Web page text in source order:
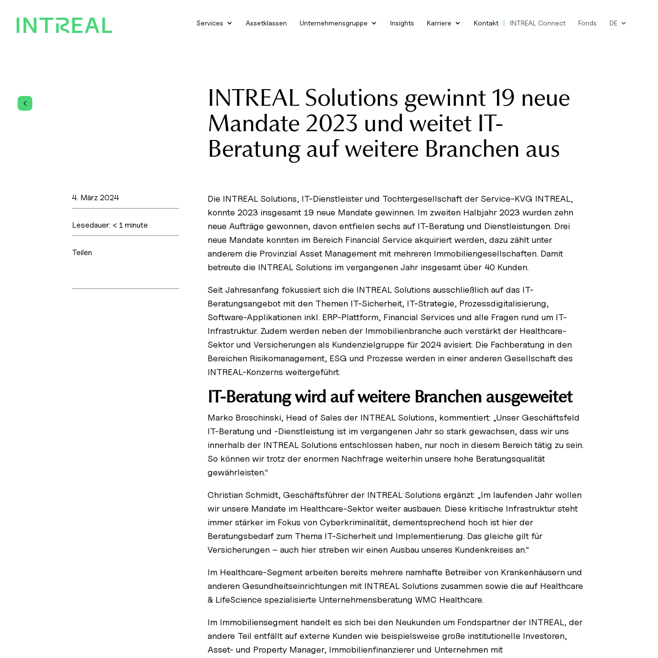
Services Assetklassen Unternehmensgruppe Insights Karriere Kontakt INTREAL Connect Fonds DE
4 INTREAL Solutions gewinnt 19 neue
Mandate 2023 und weitet IT-
Beratung auf weitere Branchen aus
4. März 2024
Lesedauer: < 1 minute
Teilen
Die INTREAL Solutions, IT-Dienstleister und Tochtergesellschaft der Service-KVG INTREAL,
konnte 2023 insgesamt 19 neue Mandate gewinnen. Im zweiten Halbjahr 2023 wurden zehn
neue Aufträge gewonnen, davon entfielen sechs auf IT-Beratung und Dienstleistungen. Drei
neue Mandate konnten im Bereich Financial Service akquiriert werden, dazu zählt unter
anderem die Provinzial Asset Management mit mehreren Immobiliengesellschaften. Damit
betreute die INTREAL Solutions im vergangenen Jahr insgesamt über 40 Kunden.
Seit Jahresanfang fokussiert sich die INTREAL Solutions ausschließlich auf das IT-
Beratungsangebot mit den Themen IT-Sicherheit, IT-Strategie, Prozessdigitalisierung,
Software-Applikationen inkl. ERP-Plattform, Financial Services und alle Fragen rund um IT-
Infrastruktur. Zudem werden neben der Immobilienbranche auch verstärkt der Healthcare-
Sektor und Versicherungen als Kundenzielgruppe für 2024 avisiert. Die Fachberatung in den
Bereichen Risikomanagement, ESG und Prozesse werden in einer anderen Gesellschaft des
INTREAL-Konzerns weitergeführt.
IT-Beratung wird auf weitere Branchen ausgeweitet
Marko Broschinski, Head of Sales der INTREAL Solutions, kommentiert: „Unser Geschäftsfeld
IT-Beratung und -Dienstleistung ist im vergangenen Jahr so stark gewachsen, dass wir uns
innerhalb der INTREAL Solutions entschlossen haben, nur noch in diesem Bereich tätig zu sein.
So können wir trotz der enormen Nachfrage weiterhin unsere hohe Beratungsqualität
gewährleisten.“
Christian Schmidt, Geschäftsführer der INTREAL Solutions ergänzt: „Im laufenden Jahr wollen
wir unsere Mandate im Healthcare-Sektor weiter ausbauen. Diese kritische Infrastruktur steht
immer stärker im Fokus von Cyberkriminalität, dementsprechend hoch ist hier der
Beratungsbedarf zum Thema IT-Sicherheit und Implementierung. Das gleiche gilt für
Versicherungen – auch hier streben wir einen Ausbau unseres Kundenkreises an.“
Im Healthcare-Segment arbeiten bereits mehrere namhafte Betreiber von Krankenhäusern und
anderen Gesundheitseinrichtungen mit INTREAL Solutions zusammen sowie die auf Healthcare
& Life­Science spezialisierte Unternehmensberatung WMC Healthcare.
Im Immobiliensegment handelt es sich bei den Neukunden um Fondspartner der INTREAL, der
andere Teil entfällt auf externe Kunden wie beispielsweise große institutionelle Investoren,
Asset- und Property Manager, Immobilienfinanzierer und Unternehmen mit